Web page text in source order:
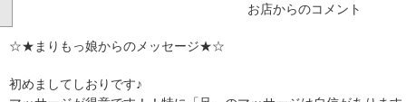
お店からのコメント
☆★まりもっ娘からのメッセージ★☆
初めましてしおりです♪